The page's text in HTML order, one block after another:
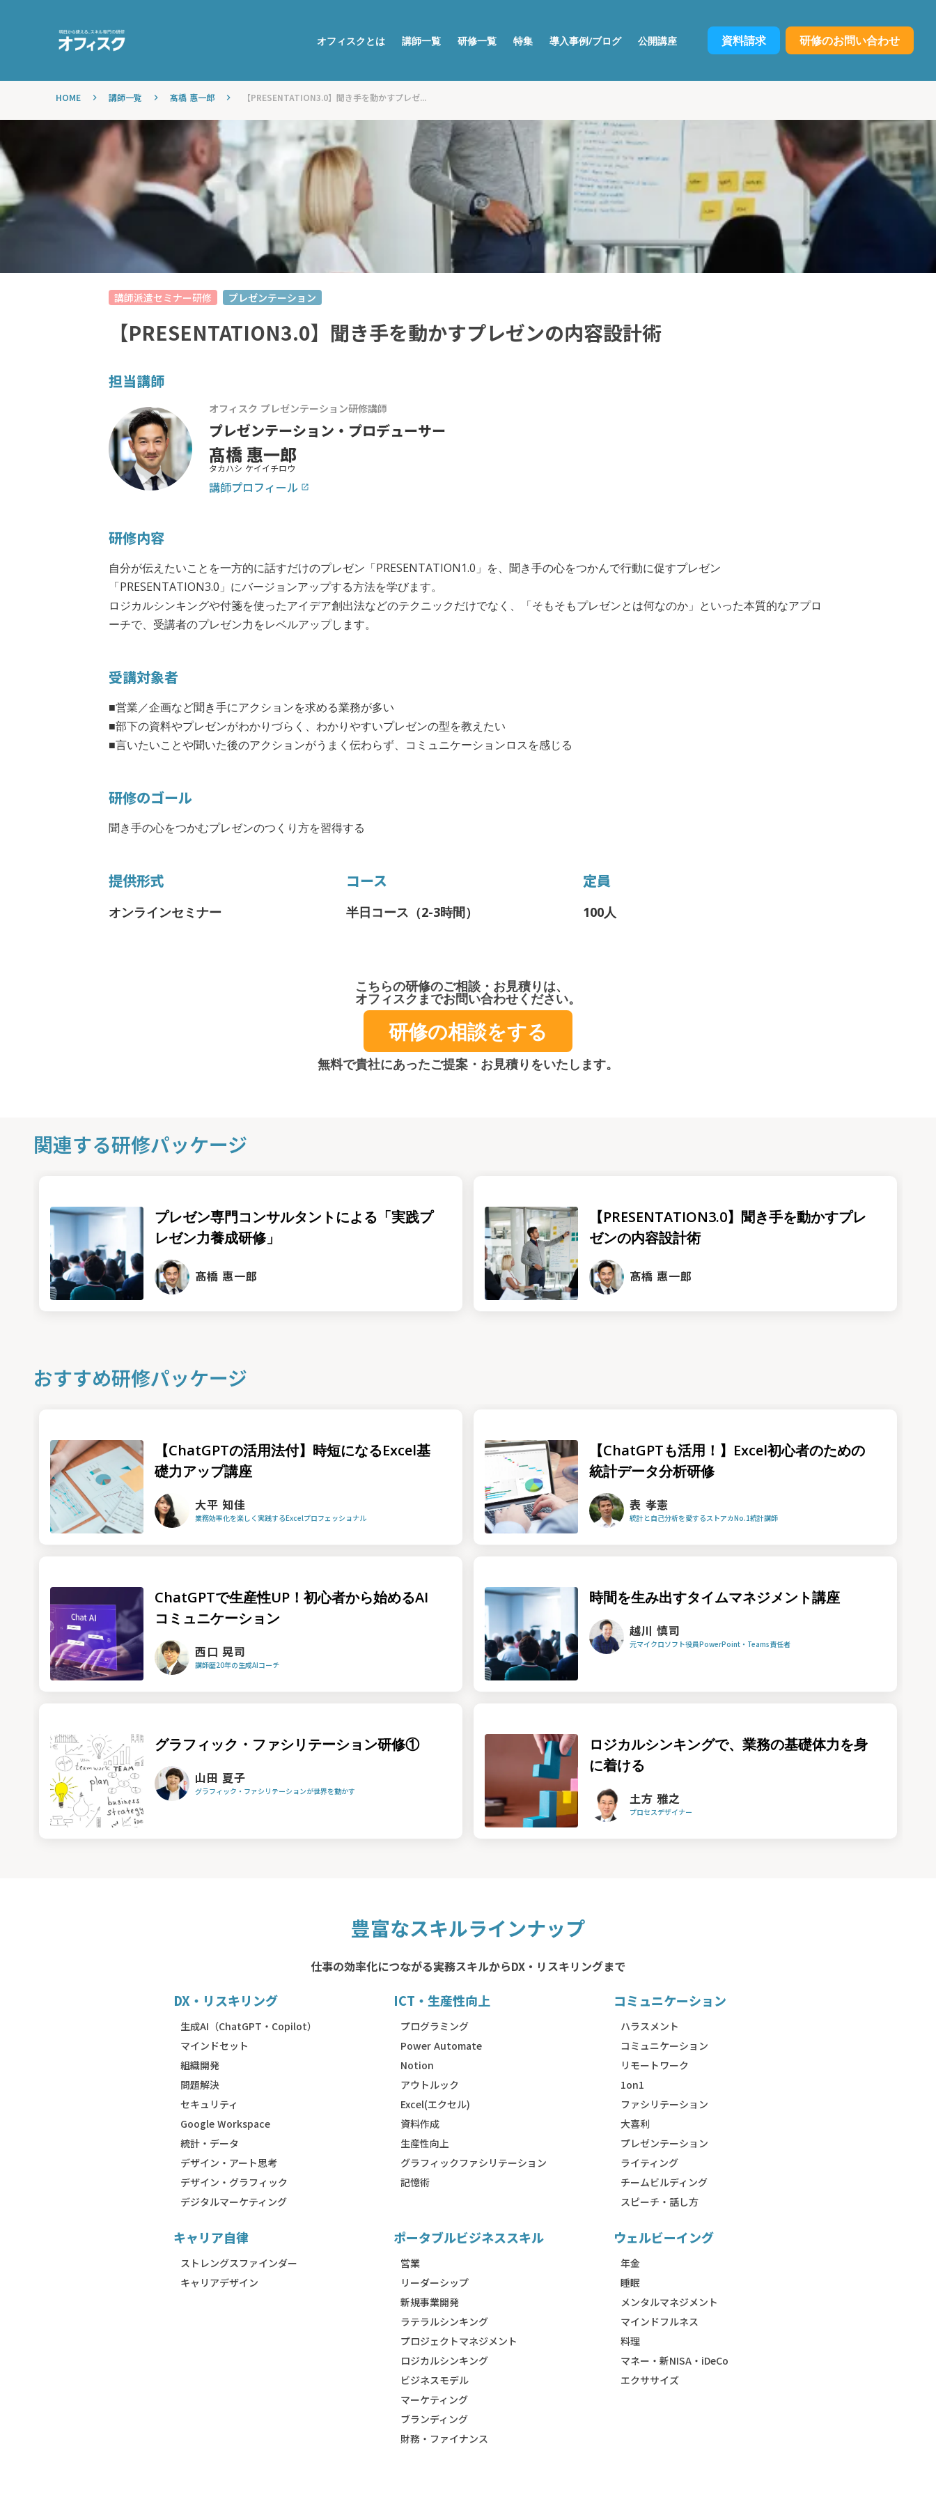
HOME keyboard_arrow_right 講師一覧 keyboard_arrow_right 髙橋 惠一郎 keyboard_arrow_right 【PRESENTATION3.0】聞き手を動かすプレゼ...
講師派遣セミナー研修 プレゼンテーション
【PRESENTATION3.0】聞き手を動かすプレゼンの内容設計術
担当講師
オフィスク プレゼンテーション研修講師
プレゼンテーション・プロデューサー
髙橋 惠一郎
タカハシ ケイイチロウ
講師プロフィール launch
研修内容
自分が伝えたいことを一方的に話すだけのプレゼン「PRESENTATION1.0」を、聞き手の心をつかんで行動に促すプレゼン
「PRESENTATION3.0」にバージョンアップする方法を学びます。
ロジカルシンキングや付箋を使ったアイデア創出法などのテクニックだけでなく、「そもそもプレゼンとは何なのか」といった本質的なアプロ
ーチで、受講者のプレゼン力をレベルアップします。
受講対象者
■営業／企画など聞き手にアクションを求める業務が多い
■部下の資料やプレゼンがわかりづらく、わかりやすいプレゼンの型を教えたい
■言いたいことや聞いた後のアクションがうまく伝わらず、コミュニケーションロスを感じる
研修のゴール
聞き手の心をつかむプレゼンのつくり方を習得する
提供形式
オンラインセミナー
コース
半日コース（2-3時間）
定員
100人
こちらの研修のご相談・お見積りは、
オフィスクまでお問い合わせください。
研修の相談をする
無料で貴社にあったご提案・お見積りをいたします。
関連する研修パッケージ
プレゼン専門コンサルタントによる「実践プ
レゼン力養成研修」
髙橋 惠一郎
【PRESENTATION3.0】聞き手を動かすプレ
ゼンの内容設計術
髙橋 惠一郎
おすすめ研修パッケージ
【ChatGPTの活用法付】時短になるExcel基
礎力アップ講座
大平 知佳
業務効率化を楽しく実践するExcelプロフェッショナル
【ChatGPTも活用！】Excel初心者のための
統計データ分析研修
表 孝憲
統計と自己分析を愛するストアカNo.1統計講師
ChatGPTで生産性UP！初心者から始めるAI
コミュニケーション
西口 晃司
講師歴20年の生成AIコーチ
時間を生み出すタイムマネジメント講座
越川 慎司
元マイクロソフト役員PowerPoint・Teams責任者
グラフィック・ファシリテーション研修①
山田 夏子
グラフィック・ファシリテーションが世界を動かす
ロジカルシンキングで、業務の基礎体力を身
に着ける
土方 雅之
プロセスデザイナー
豊富なスキルラインナップ
仕事の効率化につながる実務スキルからDX・リスキリングまで
DX・リスキリング
生成AI（ChatGPT・Copilot）
マインドセット
組織開発
問題解決
セキュリティ
Google Workspace
統計・データ
デザイン・アート思考
デザイン・グラフィック
デジタルマーケティング
ICT・生産性向上
プログラミング
Power Automate
Notion
アウトルック
Excel(エクセル)
資料作成
生産性向上
グラフィックファシリテーション
記憶術
コミュニケーション
ハラスメント
コミュニケーション
リモートワーク
1on1
ファシリテーション
大喜利
プレゼンテーション
ライティング
チームビルディング
スピーチ・話し方
キャリア自律
ストレングスファインダー
キャリアデザイン
ポータブルビジネススキル
営業
リーダーシップ
新規事業開発
ラテラルシンキング
プロジェクトマネジメント
ロジカルシンキング
ビジネスモデル
マーケティング
ブランディング
財務・ファイナンス
ウェルビーイング
年金
睡眠
メンタルマネジメント
マインドフルネス
料理
マネー・新NISA・iDeCo
エクササイズ
オフィスクとは 講師一覧 研修一覧 特集 導入事例/ブログ 公開講座 資料請求 研修のお問い合わせ